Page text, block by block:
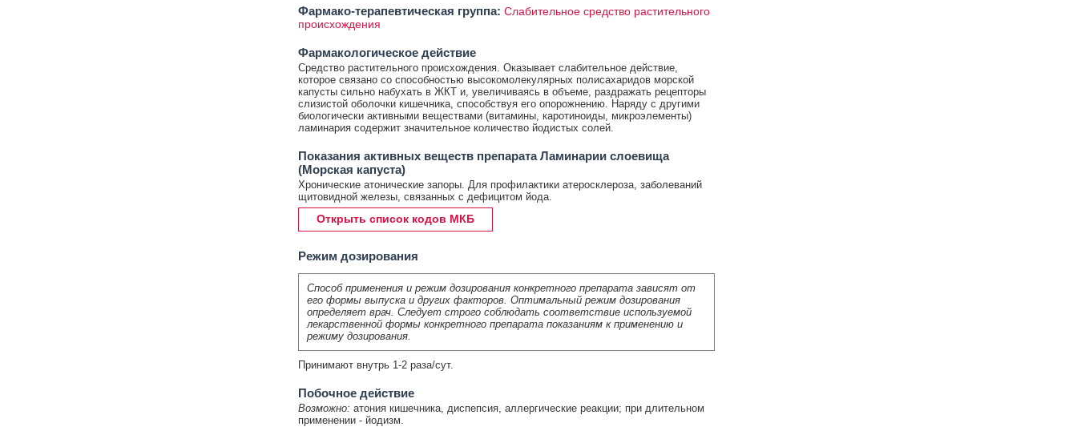
Фармако-терапевтическая группа: Слабительное средство растительного
происхождения
Фармакологическое действие
Средство растительного происхождения. Оказывает слабительное действие,
которое связано со способностью высокомолекулярных полисахаридов морской
капусты сильно набухать в ЖКТ и, увеличиваясь в объеме, раздражать рецепторы
слизистой оболочки кишечника, способствуя его опорожнению. Наряду с другими
биологически активными веществами (витамины, каротиноиды, микроэлементы)
ламинария содержит значительное количество йодистых солей.
Показания активных веществ препарата Ламинарии слоевища
(Морская капуста)
Хронические атонические запоры. Для профилактики атеросклероза, заболеваний
щитовидной железы, связанных с дефицитом йода.
Открыть список кодов МКБ
Режим дозирования
Способ применения и режим дозирования конкретного препарата зависят от
его формы выпуска и других факторов. Оптимальный режим дозирования
определяет врач. Следует строго соблюдать соответствие используемой
лекарственной формы конкретного препарата показаниям к применению и
режиму дозирования.
Принимают внутрь 1-2 раза/сут.
Побочное действие
Возможно: атония кишечника, диспепсия, аллергические реакции; при длительном
применении - йодизм.